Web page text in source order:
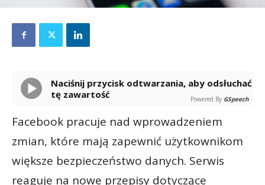
Naciśnij przycisk odtwarzania, aby odsłuchać
tę zawartość
Powered By GSpeech
Facebook pracuje nad wprowadzeniem
zmian, które mają zapewnić użytkownikom
większe bezpieczeństwo danych. Serwis
reaguje na nowe przepisy dotyczące